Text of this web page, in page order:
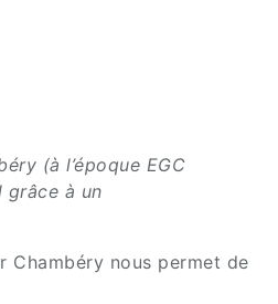
(à l’époque EGC
grâce à un
Chambéry nous permet de